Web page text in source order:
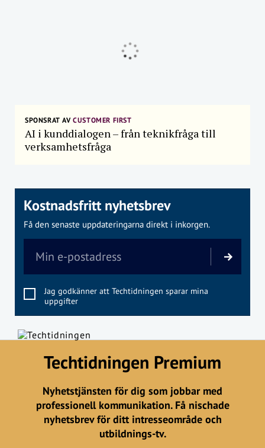
SPONSRAT AVCUSTOMER FIRST
AI i kunddialogen – från teknikfråga till
verksamhetsfråga
Kostnadsfritt nyhetsbrev
Få den senaste uppdateringarna direkt i inkorgen.
Jag godkänner att Techtidningen sparar mina
uppgifter
Techtidningen Premium
Nyhetstjänsten för dig som jobbar med
professionell kommunikation. Få nischade
nyhetsbrev för ditt intresseområde och
utbildnings-tv.